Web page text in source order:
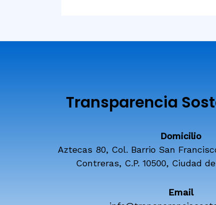
Transparencia
Domicilio
Aztecas 80, Col. Barrio San
Contreras, C.P. 10500, Ciudad
Email